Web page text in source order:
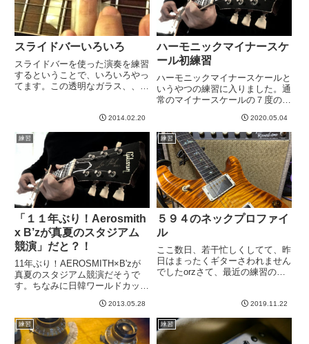
スライドバーいろいろ
スライドバーを使った演奏を練習
するということで、いろいろやっ
てます。この透明なガラス、、、
す汚れていきますwスライドバー
には金属製や磁器製のがあるらし
いと知り、実はこつこつと試し
2014.02.20
ハーモニックマイナースケ
ール初練習
ハーモニックマイナースケールと
いうやつの練習に入りました。通
常のマイナースケールの７度の位
議なことにそれだけで、なんかエ
キゾチックな雰囲気が。。。運指
を覚えるために、ルーパーに入れ
たバッキングでひたすらAハー
モ...
2020.05.04
練習
「１１年ぶり！Aerosmith
x B’zが真夏のスタジアム
競演」だと？！
11年ぶり！AEROSMITH×B'zが
真夏のスタジアム競演だそうで
す。ちなみに日韓ワールドカップ
＾雨がザーザー降ってて辛かった
けど良かったな＾＾-----
2013.05.28
練習
５９４のネックプロファイ
ル
ここ数日、若干忙しくしてて、昨
日はまったくギターさわれません
でしたorzさて、最近の練習の友
り回しのいいコンボアンプってい
いですね＾＾電源入れるだけで音
でるし。さて、５９４のネック...
2019.11.22
練習 練習